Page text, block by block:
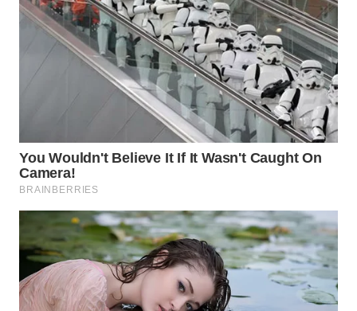
TV
WAHANANEWS
WAHANANEWS
NET
WAHANA
SPORT
WAHANA
UMKM